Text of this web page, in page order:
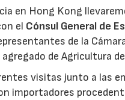
en Hong Kong
el Cónsul General de
de la
de Agricultura
visitas junto a las
importadores
23/07/